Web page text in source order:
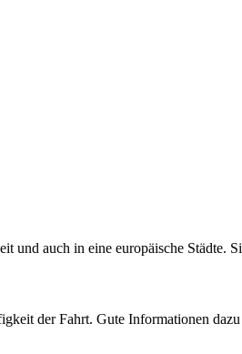
und auch in eine europäische Städte.
der Fahrt. Gute Informationen